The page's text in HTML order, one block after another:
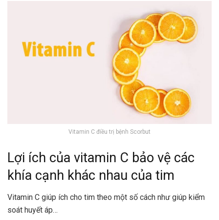
Vitamin C điều trị bệnh Scorbut
Lợi ích của vitamin C bảo vệ các
khía cạnh khác nhau của tim
Vitamin C giúp ích cho tim theo một số cách như giúp kiểm
soát huyết áp…